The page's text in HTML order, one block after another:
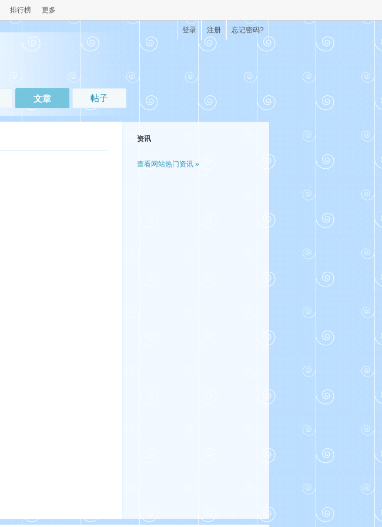
排行榜 更多
忘记密码?
注册
登录
文章 帖子
资讯
查看网站热门资讯 »